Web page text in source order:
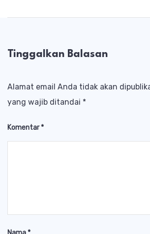
Tinggalkan Balasan
Alamat email Anda tidak akan
yang wajib ditandai *
Komentar*